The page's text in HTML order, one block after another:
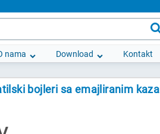
nama Download Kontakt

bojleri sa emajliranim